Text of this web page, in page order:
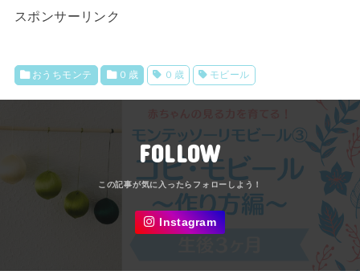
スポンサーリンク
おうちモンテ ０歳 ０歳 モビール
FOLLOW
Instagram